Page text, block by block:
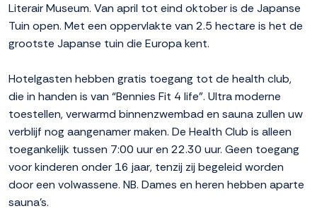
Literair Museum. Van april tot eind oktober is de Japanse
Tuin open. Met een oppervlakte van 2.5 hectare is het de
grootste Japanse tuin die Europa kent.
Hotelgasten hebben gratis toegang tot de health club,
die in handen is van “Bennies Fit 4 life”. Ultra moderne
toestellen, verwarmd binnenzwembad en sauna zullen uw
verblijf nog aangenamer maken. De Health Club is alleen
toegankelijk tussen 7:00 uur en 22.30 uur. Geen toegang
voor kinderen onder 16 jaar, tenzij zij begeleid worden
door een volwassene. NB. Dames en heren hebben aparte
sauna's.